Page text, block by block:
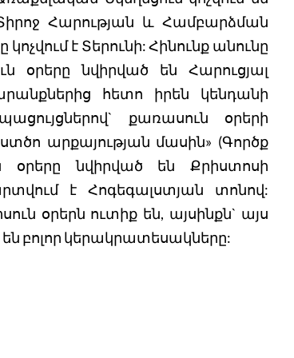
Հարության և Համբարձման
է Տերունի: Հինունք անունը
օրերը նվիրված են Հարուցյալ
հետո իրեն կենդանի
քառասուն օրերի
արքայության մասին» (Գործք
նվիրված են Քրիստոսի
է Հոգեգալստյան տոնով:
օրերն ուտիք են, այսինքն` այս
են բոլոր կերակրատեսակները: